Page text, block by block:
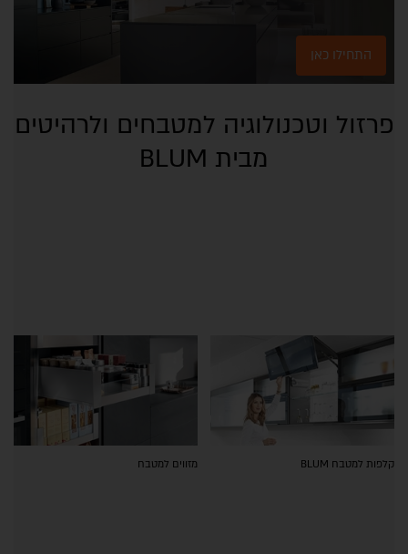
התחילו כאן
פרזול וטכנולוגיה למטבחים ולרהיטים
מבית BLUM
קלפות למטבח BLUM מזווים למטבח